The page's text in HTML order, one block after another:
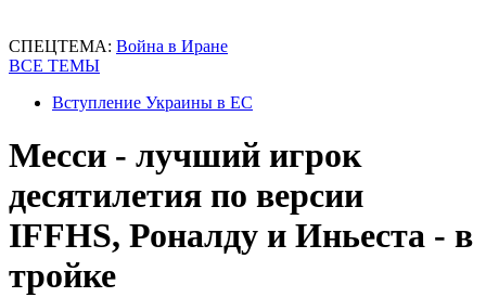
СПЕЦТЕМА: Война в Иране
ВСЕ ТЕМЫ
Вступление Украины в ЕС
Месси - лучший игрок
десятилетия по версии
IFFHS, Роналду и Иньеста - в
тройке